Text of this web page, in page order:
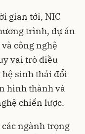
gian tới, NIC
trình, dự án
công nghệ
vai trò điều
sinh thái đổi
hình thành và
chiến lược.
các ngành trọng